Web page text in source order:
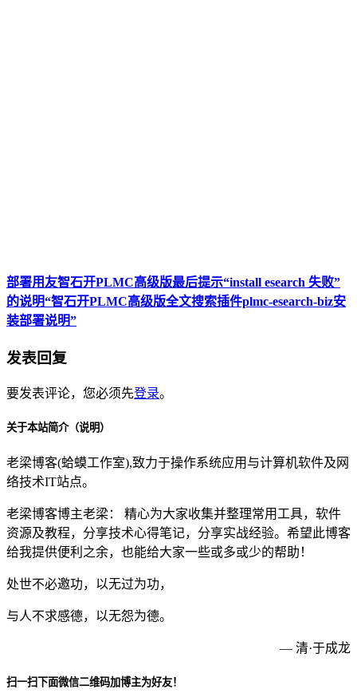
部署用友智石开PLMC高级版最后提示“install esearch 失败”
的说明“智石开PLMC高级版全文搜索插件plmc-esearch-biz安
装部署说明”
发表回复
要发表评论，您必须先登录。
关于本站简介（说明）
老梁博客(蛤蟆工作室),致力于操作系统应用与计算机软件及网
络技术IT站点。
老梁博客博主老梁： 精心为大家收集并整理常用工具，软件
资源及教程，分享技术心得笔记，分享实战经验。希望此博客
给我提供便利之余，也能给大家一些或多或少的帮助！
处世不必邀功，以无过为功，
与人不求感德，以无怨为德。
— 清·于成龙
扫一扫下面微信二维码加博主为好友！